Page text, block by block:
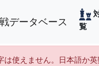
データベース
覧
は使えません。日本語か